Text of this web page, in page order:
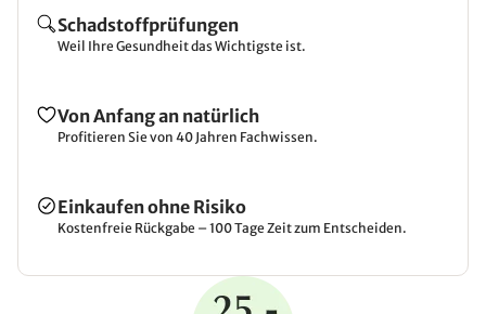
Schadstoffprüfungen
Weil Ihre Gesundheit das Wichtigste ist.
Von Anfang an natürlich
Profitieren Sie von 40 Jahren Fachwissen.
Einkaufen ohne Risiko
Kostenfreie Rückgabe – 100 Tage Zeit zum Entscheiden.